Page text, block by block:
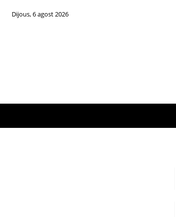
Dijous, 6 agost 2026